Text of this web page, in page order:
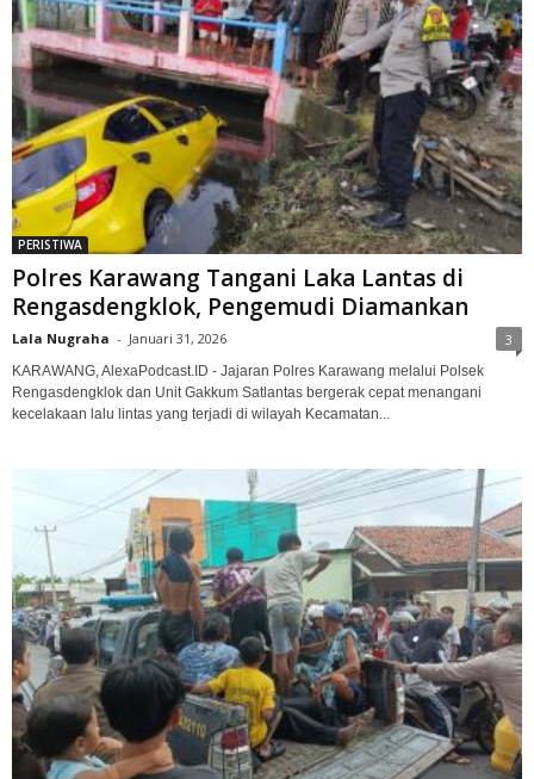
PERISTIWA
Polres Karawang Tangani Laka Lantas di
Rengasdengklok, Pengemudi Diamankan
Lala Nugraha - Januari 31, 2026 3
KARAWANG, AlexaPodcast.ID - Jajaran Polres Karawang melalui Polsek
Rengasdengklok dan Unit Gakkum Satlantas bergerak cepat menangani
kecelakaan lalu lintas yang terjadi di wilayah Kecamatan...